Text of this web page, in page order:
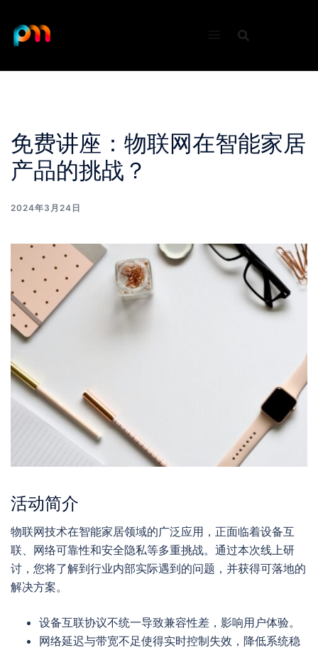
content
免费讲座：物联网在智能家居
产品的挑战？
2024年3月24日
活动简介
物联网技术在智能家居领域的广泛应用，正面临着设备互
联、网络可靠性和安全隐私等多重挑战。通过本次线上研
讨，您将了解到行业内部实际遇到的问题，并获得可落地的
解决方案。
设备互联协议不统一导致兼容性差，影响用户体验。
网络延迟与带宽不足使得实时控制失效，降低系统稳